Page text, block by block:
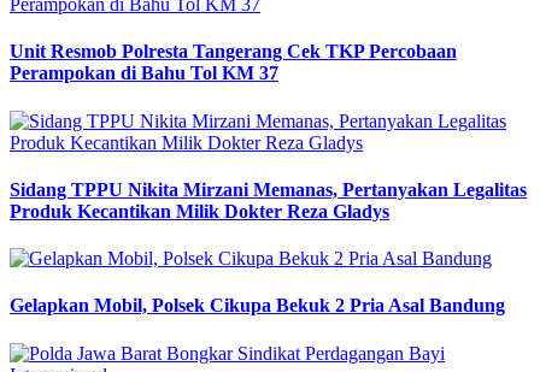
Unit Resmob Polresta Tangerang Cek TKP Percobaan
Perampokan di Bahu Tol KM 37
Sidang TPPU Nikita Mirzani Memanas, Pertanyakan Legalitas
Produk Kecantikan Milik Dokter Reza Gladys
Gelapkan Mobil, Polsek Cikupa Bekuk 2 Pria Asal Bandung